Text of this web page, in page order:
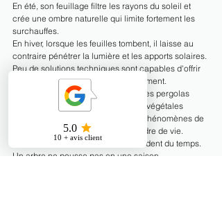
En été, son feuillage filtre les rayons du soleil et
crée une ombre naturelle qui limite fortement les
surchauffes.
En hiver, lorsque les feuilles tombent, il laisse au
contraire pénétrer la lumière et les apports solaires.
Peu de solutions techniques sont capables d'offrir
une telle intelligence de fonctionnement.
Les plantes grimpantes, les haies, les pergolas
végétalisées ou encore les toitures végétales
participent également à limiter les phénomènes de
surchauffe tout en améliorant le cadre de vie.
Bien entendu, ces solutions demandent du temps.
Un arbre ne pousse pas en une saison.